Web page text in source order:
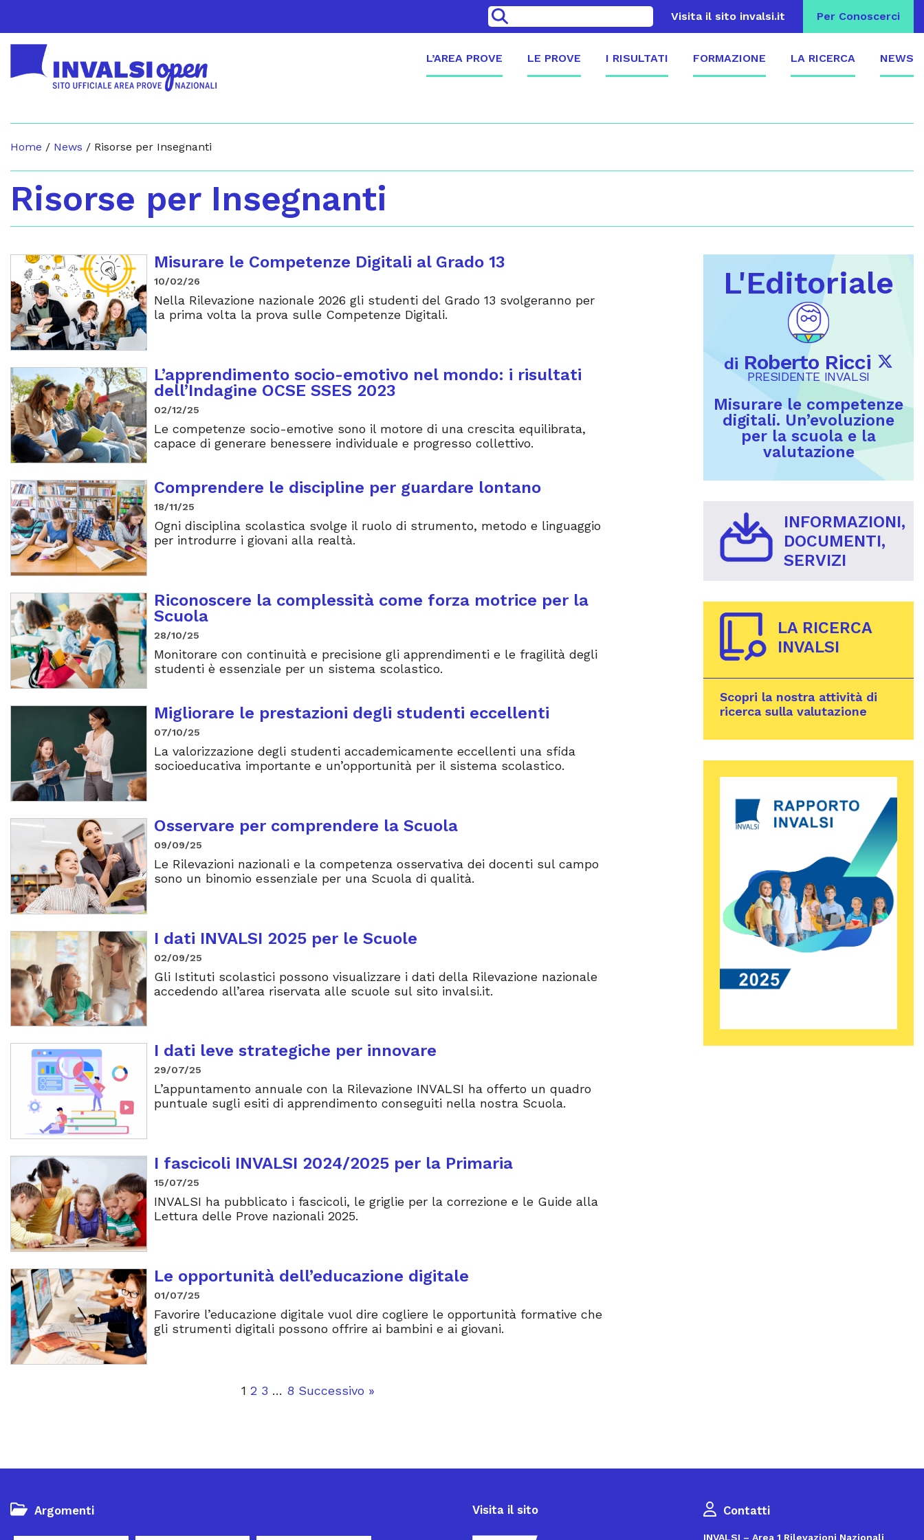
> Visita il sito invalsi.it Per Conoscerci
L’AREA PROVE LE PROVE I RISULTATI FORMAZIONE LA RICERCA NEWS
Home / News / Risorse per Insegnanti
Risorse per Insegnanti
Misurare le Competenze Digitali al Grado 13
10/02/26
Nella Rilevazione nazionale 2026 gli studenti del Grado 13 svolgeranno per
la prima volta la prova sulle Competenze Digitali.
L’apprendimento socio-emotivo nel mondo: i risultati
dell’Indagine OCSE SSES 2023
02/12/25
Le competenze socio-emotive sono il motore di una crescita equilibrata,
capace di generare benessere individuale e progresso collettivo.
Comprendere le discipline per guardare lontano
18/11/25
Ogni disciplina scolastica svolge il ruolo di strumento, metodo e linguaggio
per introdurre i giovani alla realtà.
Riconoscere la complessità come forza motrice per la
Scuola
28/10/25
Monitorare con continuità e precisione gli apprendimenti e le fragilità degli
studenti è essenziale per un sistema scolastico.
Migliorare le prestazioni degli studenti eccellenti
07/10/25
La valorizzazione degli studenti accademicamente eccellenti una sfida
socioeducativa importante e un’opportunità per il sistema scolastico.
Osservare per comprendere la Scuola
09/09/25
Le Rilevazioni nazionali e la competenza osservativa dei docenti sul campo
sono un binomio essenziale per una Scuola di qualità.
I dati INVALSI 2025 per le Scuole
02/09/25
Gli Istituti scolastici possono visualizzare i dati della Rilevazione nazionale
accedendo all’area riservata alle scuole sul sito invalsi.it.
I dati leve strategiche per innovare
29/07/25
L’appuntamento annuale con la Rilevazione INVALSI ha offerto un quadro
puntuale sugli esiti di apprendimento conseguiti nella nostra Scuola.
I fascicoli INVALSI 2024/2025 per la Primaria
15/07/25
INVALSI ha pubblicato i fascicoli, le griglie per la correzione e le Guide alla
Lettura delle Prove nazionali 2025.
Le opportunità dell’educazione digitale
01/07/25
Favorire l’educazione digitale vuol dire cogliere le opportunità formative che
gli strumenti digitali possono offrire ai bambini e ai giovani.
1 2 3 … 8 Successivo »
L'Editoriale
di Roberto Ricci
PRESIDENTE INVALSI
Misurare le competenze
digitali. Un’evoluzione
per la scuola e la
valutazione
INFORMAZIONI,
DOCUMENTI,
SERVIZI
LA RICERCA
INVALSI
Scopri la nostra attività di
ricerca sulla valutazione
Argomenti Visita il sito Contatti
INVALSI – Area 1 Rilevazioni Nazionali